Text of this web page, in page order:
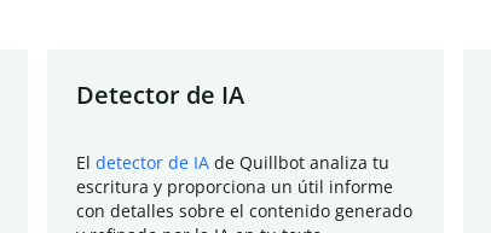
Detector de IA
El detector de IA de Quillbot analiza tu
escritura y proporciona un útil informe
con detalles sobre el contenido generado